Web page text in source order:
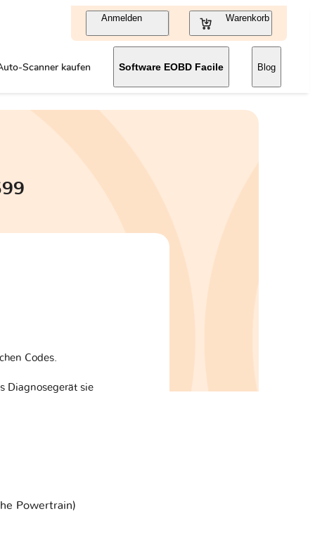
Anmelden Warenkorb
Scanner kaufen Software EOBD Facile Blog
Codes.
Diagnosegerät sie
Powertrain)